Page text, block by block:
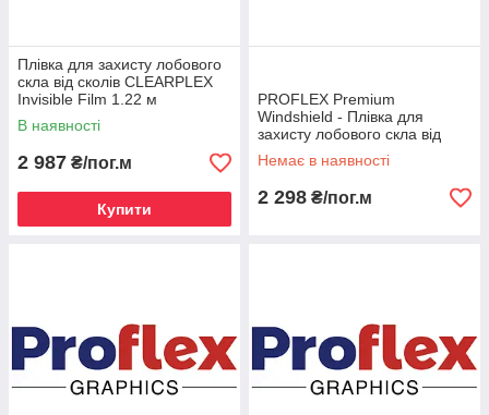
Плівка для захисту лобового
скла від сколів CLEARPLEX
Invisible Film 1.22 м
В наявності
2 987 ₴/пог.м
Купити
PROFLEX Premium
Windshield - Плівка для
захисту лобового скла від
сколів 1.524 m
Немає в наявності
2 298 ₴/пог.м